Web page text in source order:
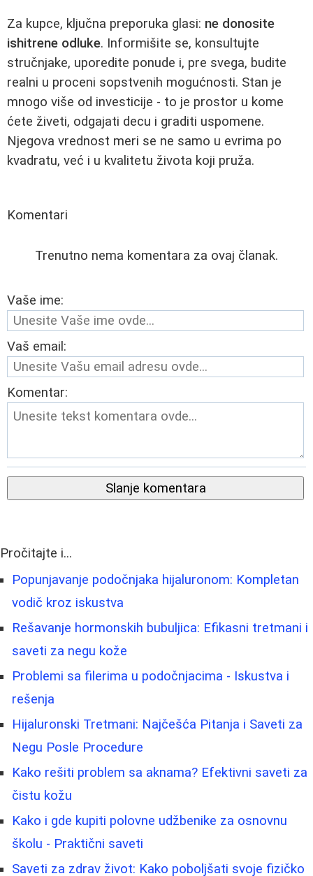
Za kupce, ključna preporuka glasi: ne donosite
ishitrene odluke. Informišite se, konsultujte
stručnjake, uporedite ponude i, pre svega, budite
realni u proceni sopstvenih mogućnosti. Stan je
mnogo više od investicije - to je prostor u kome
ćete živeti, odgajati decu i graditi uspomene.
Njegova vrednost meri se ne samo u evrima po
kvadratu, već i u kvalitetu života koji pruža.
Komentari
Trenutno nema komentara za ovaj članak.
Vaše ime:
Vaš email:
Komentar:
Slanje komentara
Pročitajte i...
Popunjavanje podočnjaka hijaluronom: Kompletan
vodič kroz iskustva
Rešavanje hormonskih bubuljica: Efikasni tretmani i
saveti za negu kože
Problemi sa filerima u podočnjacima - Iskustva i
rešenja
Hijaluronski Tretmani: Najčešća Pitanja i Saveti za
Negu Posle Procedure
Kako rešiti problem sa aknama? Efektivni saveti za
čistu kožu
Kako i gde kupiti polovne udžbenike za osnovnu
školu - Praktični saveti
Saveti za zdrav život: Kako poboljšati svoje fizičko